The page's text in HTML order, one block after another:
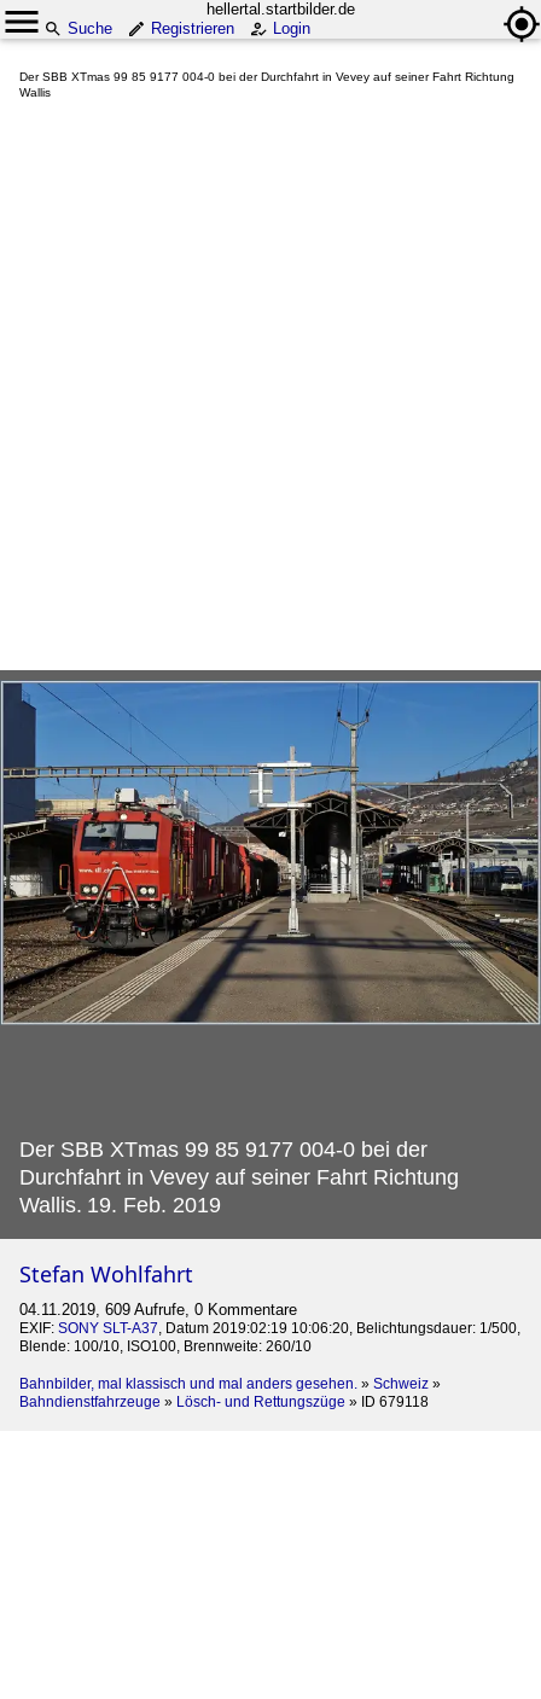
hellertal.startbilder.de
Suche
Registrieren Login
Der SBB XTmas 99 85 9177 004-0 bei der Durchfahrt in Vevey auf seiner Fahrt Richtung
Wallis
Der SBB XTmas 99 85 9177 004-0 bei der
Durchfahrt in Vevey auf seiner Fahrt Richtung
Wallis. 19. Feb. 2019
Stefan Wohlfahrt
04.11.2019, 609 Aufrufe, 0 Kommentare
EXIF: SONY SLT-A37, Datum 2019:02:19 10:06:20, Belichtungsdauer: 1/500,
Blende: 100/10, ISO100, Brennweite: 260/10
Bahnbilder, mal klassisch und mal anders gesehen. » Schweiz »
Bahndienstfahrzeuge » Lösch- und Rettungszüge » ID 679118